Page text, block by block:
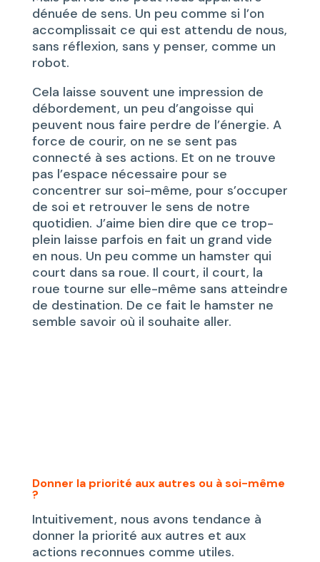
dénuée de sens. Un peu comme si l’on
accomplissait ce qui est attendu de nous,
sans réflexion, sans y penser, comme un
robot.
Cela laisse souvent une impression de
débordement, un peu d’angoisse qui
peuvent nous faire perdre de l’énergie. A
force de courir, on ne se sent pas
connecté à ses actions. Et on ne trouve
pas l’espace nécessaire pour se
concentrer sur soi-même, pour s’occuper
de soi et retrouver le sens de notre
quotidien. J’aime bien dire que ce trop-
plein laisse parfois en fait un grand vide
en nous. Un peu comme un hamster qui
court dans sa roue. Il court, il court, la
roue tourne sur elle-même sans atteindre
de destination. De ce fait le hamster ne
semble savoir où il souhaite aller.
Donner la priorité aux autres ou à soi-même
?
Intuitivement, nous avons tendance à
donner la priorité aux autres et aux
actions reconnues comme utiles.